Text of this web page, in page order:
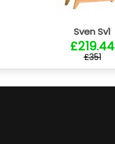
Sven Sv1
£219.44
£351